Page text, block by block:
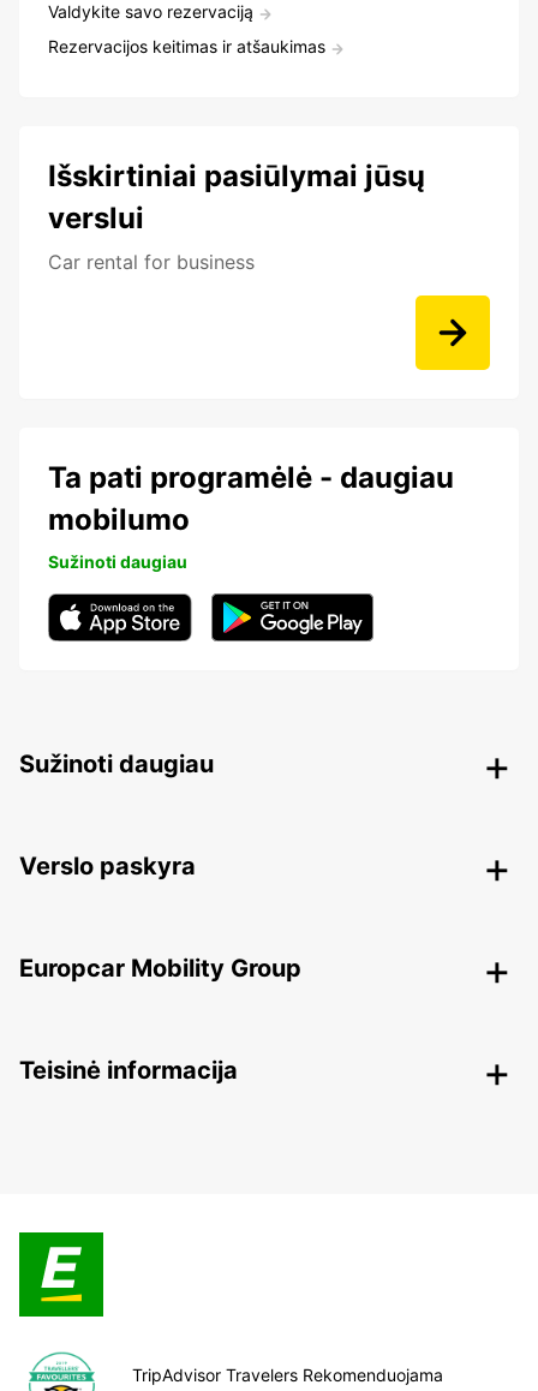
Valdykite savo rezervaciją
Rezervacijos keitimas ir atšaukimas
Išskirtiniai pasiūlymai jūsų
verslui
Car rental for business
Ta pati programėlė - daugiau
mobilumo
Sužinoti daugiau
Sužinoti daugiau
Verslo paskyra
Europcar Mobility Group
Teisinė informacija
TripAdvisor Travelers Rekomenduojama